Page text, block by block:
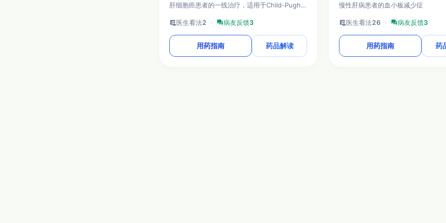
肝细胞癌患者的一线治疗，适用于Child-Pugh A
的患者。
clinical_notes医生看法2 · forum病友反馈3
用药指南 药品解读
慢性肝病患者的血小板减少症
clinical_notes医生看法26 · forum病友反馈3
用药指南 药